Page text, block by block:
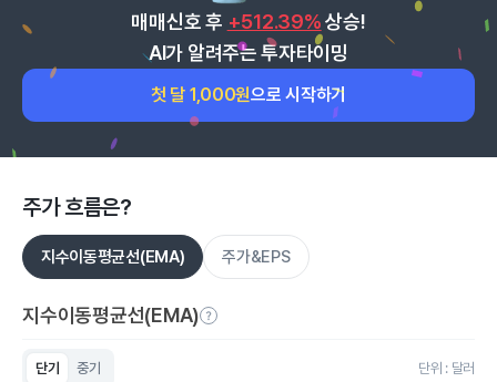
매매신호 후 +512.39% 상승!
AI가 알려주는 투자타이밍
첫 달 1,000원으로 시작하기
주가 흐름은?
지수이동평균선(EMA) 주가&EPS
지수이동평균선(EMA)
단기 중기 단위 : 달러